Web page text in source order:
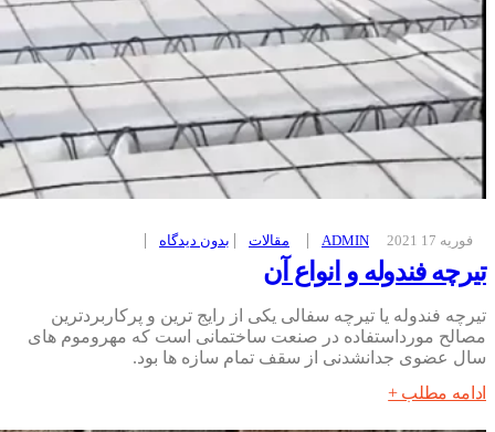
فوریه 17 2021 ADMIN مقالات بدون ديدگاه
تیرچه فندوله و انواع آن
تیرچه فندوله یا تیرچه سفالی یکی از رایج ترین و پرکاربردترین
مصالح مورداستفاده در صنعت ساختمانی است که مهروموم های
سال عضوی جدانشدنی از سقف تمام سازه ها بود.
ادامه مطلب +